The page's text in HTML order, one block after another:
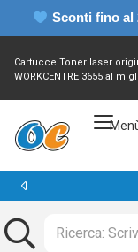
Sconti fino al
Cartucce Toner laser
WORKCENTRE 3655 al